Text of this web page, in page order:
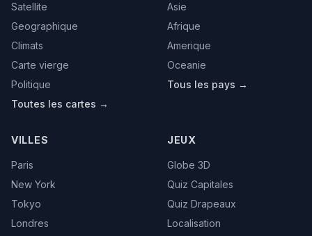
Satellite
Geographique
Climats
Carte vierge
Politique
Toutes les cartes →
Asie
Afrique
Amerique
Oceanie
Tous les pays →
VILLES
Paris
New York
Tokyo
Londres
JEUX
Globe 3D
Quiz Capitales
Quiz Drapeaux
Localisation